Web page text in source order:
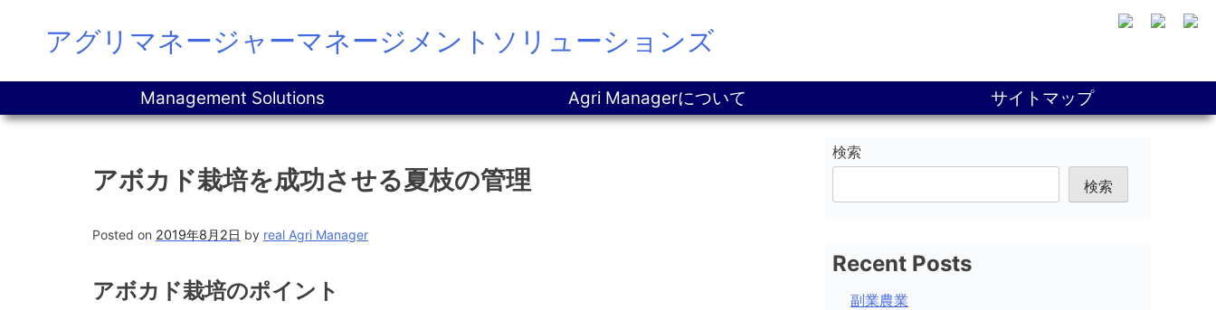
アグリマネージャーマネージメントソリューションズ
Management Solutions Agri Managerについて サイトマップ
アボカド栽培を成功させる夏枝の管理
Posted on 2019年8月2日 by real Agri Manager
アボカド栽培のポイント
検索
検索
Recent Posts
副業農業